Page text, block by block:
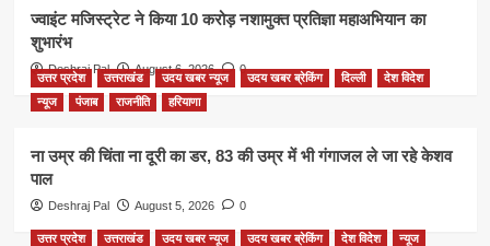
ज्वाइंट मजिस्ट्रेट ने किया 10 करोड़ नशामुक्त प्रतिज्ञा महाअभियान का
शुभारंभ
Deshraj Pal August 6, 2026 0
उत्तर प्रदेश उत्तराखंड उदय खबर न्यूज उदय खबर ब्रेकिंग दिल्ली
देश विदेश
न्यूज
पंजाब राजनीति हरियाणा
ना उम्र की चिंता ना दूरी का डर, 83 की उम्र में भी गंगाजल ले जा रहे केशव
पाल
Deshraj Pal August 5, 2026 0
उत्तर प्रदेश उत्तराखंड उदय खबर न्यूज उदय खबर ब्रेकिंग देश विदेश न्यूज